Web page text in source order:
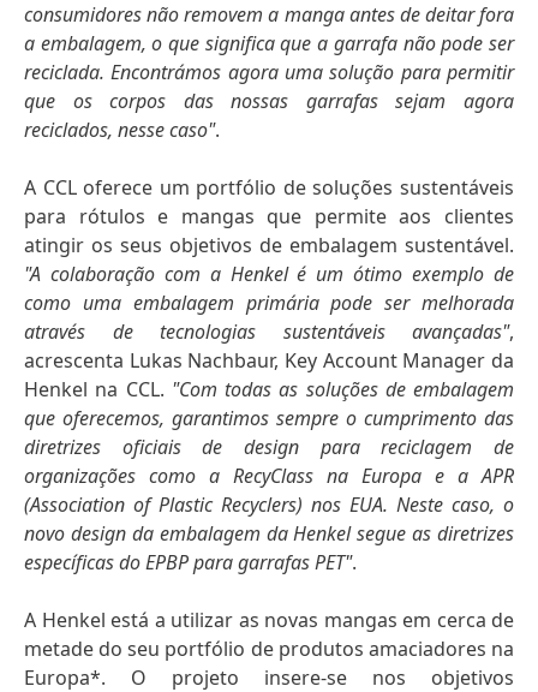
consumidores não removem a manga antes de deitar fora
a embalagem, o que significa que a garrafa não pode ser
reciclada. Encontrámos agora uma solução para permitir
que os corpos das nossas garrafas sejam agora
reciclados, nesse caso".
A CCL oferece um portfólio de soluções sustentáveis
para rótulos e mangas que permite aos clientes
atingir os seus objetivos de embalagem sustentável.
"A colaboração com a Henkel é um ótimo exemplo de
como uma embalagem primária pode ser melhorada
através de tecnologias sustentáveis avançadas",
acrescenta Lukas Nachbaur, Key Account Manager da
Henkel na CCL. "Com todas as soluções de embalagem
que oferecemos, garantimos sempre o cumprimento das
diretrizes oficiais de design para reciclagem de
organizações como a RecyClass na Europa e a APR
(Association of Plastic Recyclers) nos EUA. Neste caso, o
novo design da embalagem da Henkel segue as diretrizes
específicas do EPBP para garrafas PET".
A Henkel está a utilizar as novas mangas em cerca de
metade do seu portfólio de produtos amaciadores na
Europa*. O projeto insere-se nos objetivos